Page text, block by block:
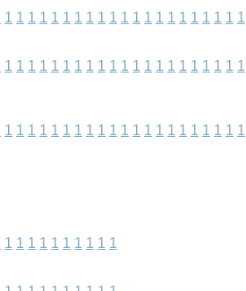
1 1 1 1 1 1 1 1 1 1 1 1 1 1 1 1 1 1 1 1 1
1 1 1 1 1 1 1 1 1 1 1 1 1 1 1 1 1 1 1 1 1
1 1 1 1 1 1 1 1 1 1 1 1 1 1 1 1 1 1 1 1 1
1 1 1 1 1 1 1 1 1 1